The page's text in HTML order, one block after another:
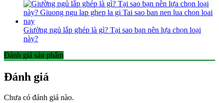
Giường ngủ lắp ghép là gì? Tại sao bạn nên lựa chọn loại
này?
Đánh giá sản phẩm
Đánh giá
Chưa có đánh giá nào.